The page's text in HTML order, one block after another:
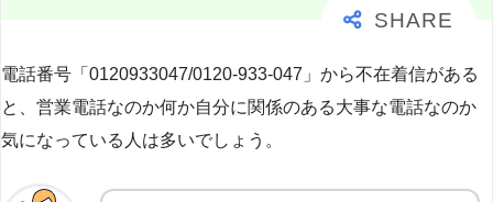
電話番号「0120933047/0120-933-047」から不在着信がある
と、営業電話なのか何か自分に関係のある大事な電話なのか
気になっている人は多いでしょう。